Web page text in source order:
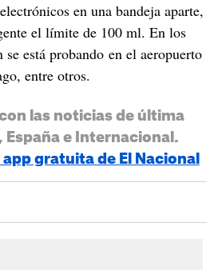
en una bandeja aparte,
el límite de 100 ml. En los
está probando en el aeropuerto
entre otros.
las noticias de última
España e Internacional.
gratuita de El Nacional